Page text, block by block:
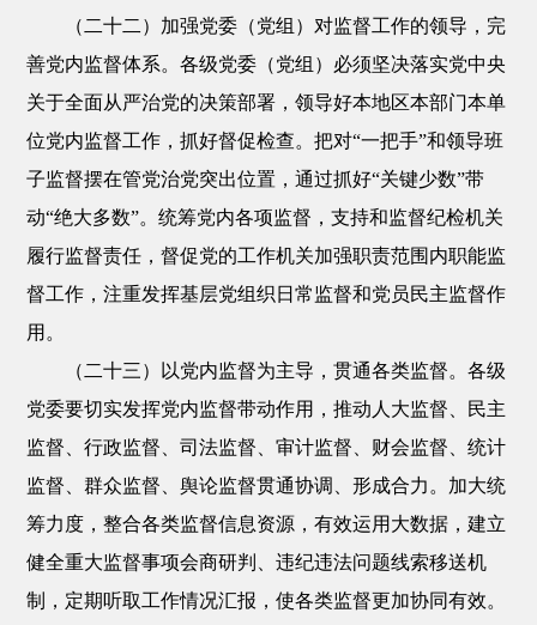
（二十二）加强党委（党组）对监督工作的领导，完
善党内监督体系。各级党委（党组）必须坚决落实党中央
关于全面从严治党的决策部署，领导好本地区本部门本单
位党内监督工作，抓好督促检查。把对“一把手”和领导班
子监督摆在管党治党突出位置，通过抓好“关键少数”带
动“绝大多数”。统筹党内各项监督，支持和监督纪检机关
履行监督责任，督促党的工作机关加强职责范围内职能监
督工作，注重发挥基层党组织日常监督和党员民主监督作
用。
（二十三）以党内监督为主导，贯通各类监督。各级
党委要切实发挥党内监督带动作用，推动人大监督、民主
监督、行政监督、司法监督、审计监督、财会监督、统计
监督、群众监督、舆论监督贯通协调、形成合力。加大统
筹力度，整合各类监督信息资源，有效运用大数据，建立
健全重大监督事项会商研判、违纪违法问题线索移送机
制，定期听取工作情况汇报，使各类监督更加协同有效。